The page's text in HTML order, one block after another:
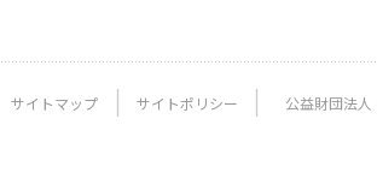
サイトマップ サイトポリシー 公益財団法